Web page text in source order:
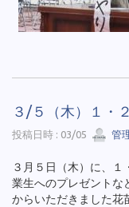
３/５（木）１・
投稿日時 : 03/05 管
３月５日（木）に、
業生へのプレゼントな
からいただきました花